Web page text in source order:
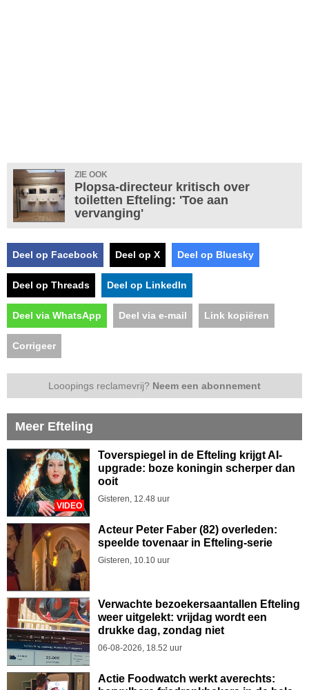
ZIE OOK
Plopsa-directeur kritisch over
toiletten Efteling: 'Toe aan
vervanging'
Deel op Facebook Deel op X Deel op Bluesky
Deel op Threads Deel op LinkedIn
Deel via WhatsApp Deel via e-mail Link kopiëren
Corrigeer
Looopings reclamevrij? Neem een abonnement
Meer Efteling
VIDEO
Toverspiegel in de Efteling krijgt AI-
upgrade: boze koningin scherper dan
ooit
Gisteren, 12.48 uur
Acteur Peter Faber (82) overleden:
speelde tovenaar in Efteling-serie
Gisteren, 10.10 uur
Verwachte bezoekersaantallen Efteling
weer uitgelekt: vrijdag wordt een
drukke dag, zondag niet
06-08-2026, 18.52 uur
Actie Foodwatch werkt averechts: